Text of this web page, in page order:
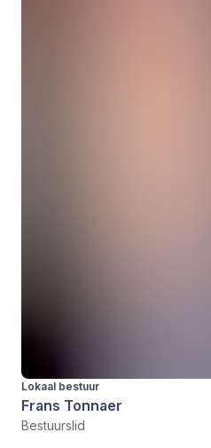
Lokaal bestuur
Frans Tonnaer
Bestuurslid